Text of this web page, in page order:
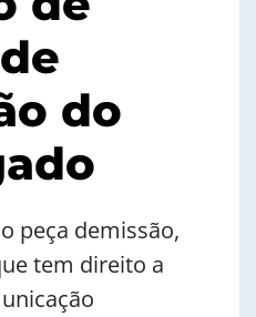
do
peça demissão,
tem direito a